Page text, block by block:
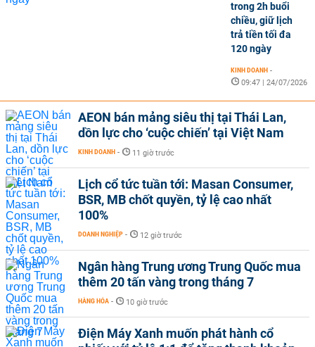
trong 2h buổi
chiều, giữ lịch
trả tiền tối đa
120 ngày
KINH DOANH -
09:47 | 24/07/2026
AEON bán mảng siêu thị tại Thái Lan,
dồn lực cho ‘cuộc chiến’ tại Việt Nam
KINH DOANH - 11 giờ trước
Lịch cổ tức tuần tới: Masan Consumer,
BSR, MB chốt quyền, tỷ lệ cao nhất
100%
DOANH NGHIỆP - 12 giờ trước
Ngân hàng Trung ương Trung Quốc mua
thêm 20 tấn vàng trong tháng 7
HÀNG HÓA - 10 giờ trước
Điện Máy Xanh muốn phát hành cổ